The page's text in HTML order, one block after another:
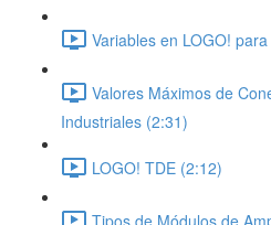
Variables en LOGO!
Valores Máximos de
Industriales (2:31)
LOGO! TDE (2:12)
Tipos de Módulos de